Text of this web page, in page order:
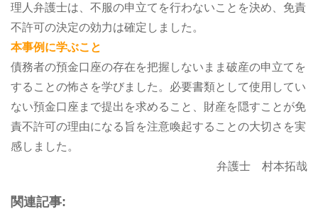
理人弁護士は、不服の申立てを行わないことを決め、免責
不許可の決定の効力は確定しました。
本事例に学ぶこと
債務者の預金口座の存在を把握しないまま破産の申立てを
することの怖さを学びました。必要書類として使用してい
ない預金口座まで提出を求めること、財産を隠すことが免
責不許可の理由になる旨を注意喚起することの大切さを実
感しました。
弁護士 村本拓哉
関連記事: